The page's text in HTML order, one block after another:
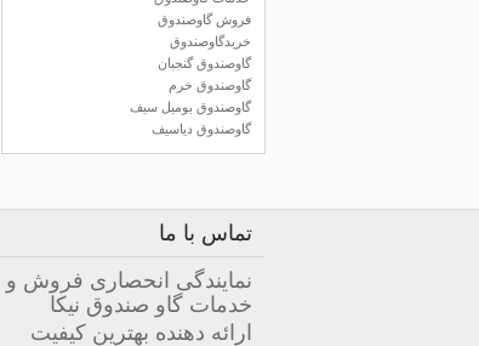
فروش گاوصندوق
خریدگاوصندوق
گاوصندوق گنجبان
گاوصندوق خرم
گاوصندوق بومیل سیف
گاوصندوق دیاسیف
تماس با ما
نمایندگی انحصاری فروش و
خدمات گاو صندوق نیکا
ارائه دهنده بهترین کیفیت